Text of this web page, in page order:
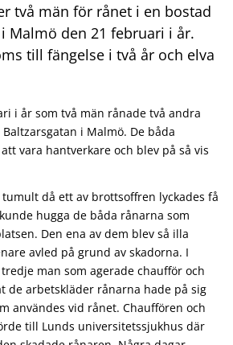
två män för rånet i en bostad
Malmö den 21 februari i år.
till fängelse i två år och elva
i år som två män rånade två andra
i Malmö. De båda
vara hantverkare och blev på så vis
då ett av brottsoffren lyckades få
hugga de båda rånarna som
Den ena av dem blev så illa
avled på grund av skadorna. I
man som agerade chaufför och
de arbetskläder rånarna hade på sig
användes vid rånet. Chauffören och
till Lunds universitetssjukhus där